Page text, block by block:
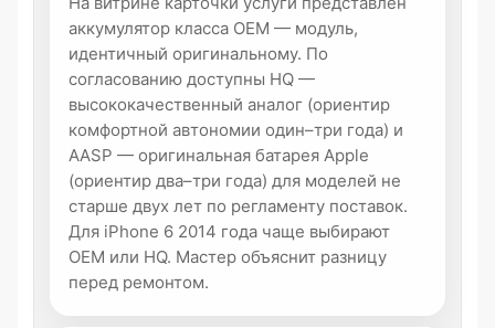
аккумулятор класса OEM — модуль,
идентичный оригинальному. По
согласованию доступны HQ —
высококачественный аналог (ориентир
комфортной автономии один–три года) и
AASP — оригинальная батарея Apple
(ориентир два–три года) для моделей не
старше двух лет по регламенту поставок.
Для iPhone 6 2014 года чаще выбирают
OEM или HQ. Мастер объяснит разницу
перед ремонтом.